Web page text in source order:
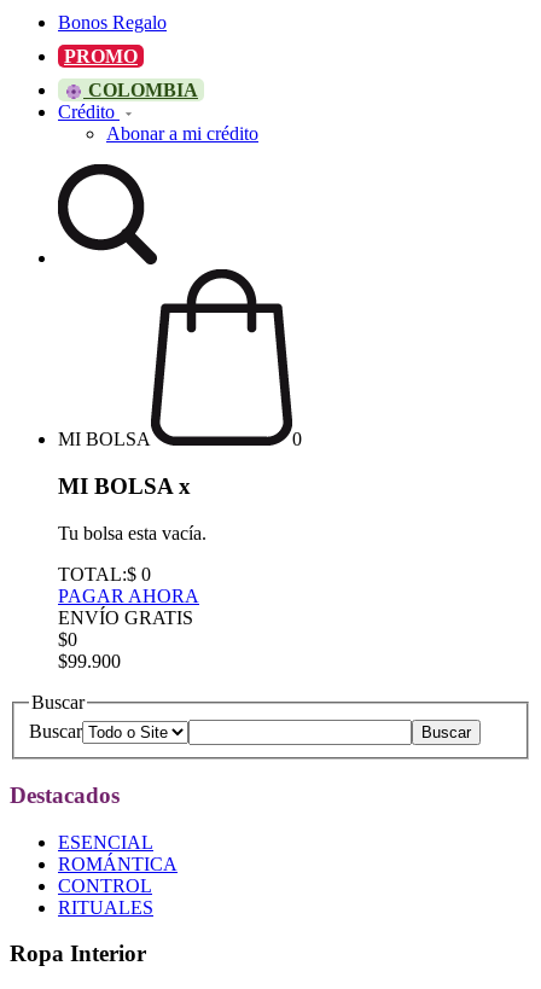
Bonos Regalo
PROMO
COLOMBIA
Crédito
Abonar a mi crédito
MI BOLSA 0
MI BOLSA x
Tu bolsa esta vacía.
TOTAL:$ 0
PAGAR AHORA
ENVÍO GRATIS
$0
$99.900
Buscar
Buscar
Destacados
ESENCIAL
ROMÁNTICA
CONTROL
RITUALES
Ropa Interior